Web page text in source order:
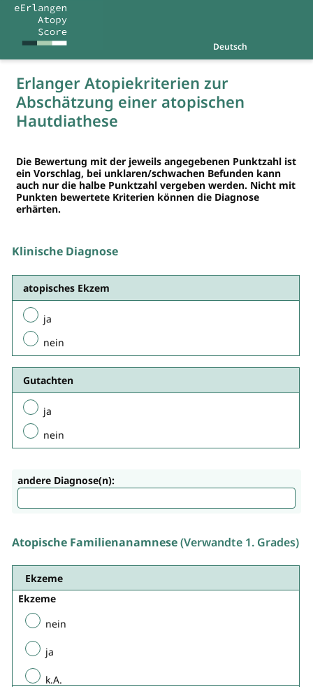
Deutsch
Erlanger Atopiekriterien zur
Abschätzung einer atopischen
Hautdiathese
Die Bewertung mit der jeweils angegebenen Punktzahl ist
ein Vorschlag, bei unklaren/schwachen Befunden kann
auch nur die halbe Punktzahl vergeben werden. Nicht mit
Punkten bewertete Kriterien können die Diagnose
erhärten.
Klinische Diagnose
atopisches Ekzem
ja
nein
Gutachten
ja
nein
andere Diagnose(n):
Atopische Familienanamnese(Verwandte 1. Grades)
Ekzeme
Ekzeme
nein
ja
k.A.